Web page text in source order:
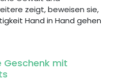
zeigt, beweisen sie,
Hand in Hand gehen
Geschenk mit